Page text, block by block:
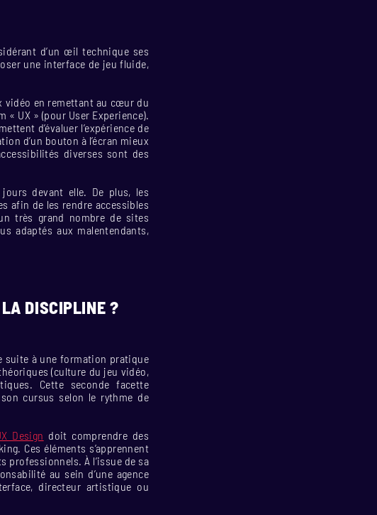
d’un œil technique ses
une interface de jeu fluide,
vidéo en remettant au cœur du
« UX » (pour User Experience).
d’évaluer l’expérience de
d’un bouton à l’écran mieux
diverses sont des
devant elle. De plus, les
afin de les rendre accessibles
très grand nombre de sites
adaptés aux malentendants,
DISCIPLINE ?
suite à une formation pratique
(culture du jeu vidéo,
Cette seconde facette
cursus selon le rythme de
Design doit comprendre des
Ces éléments s’apprennent
professionnels. À l’issue de sa
au sein d’une agence
directeur artistique ou